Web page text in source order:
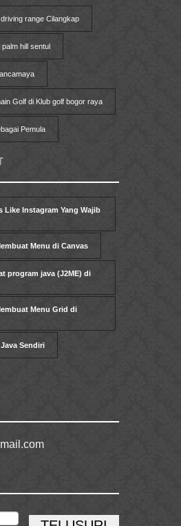
range Cilangkap
hill sentul
Golf di Klub golf bogor raya
Pemula
Like Instagram Yang Wajib
Menu di Canvas
program java (J2ME) di
Menu Grid di
Sendiri